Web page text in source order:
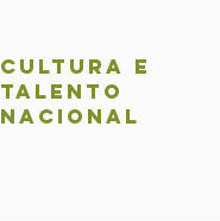
Cultura e
talentO
nacional